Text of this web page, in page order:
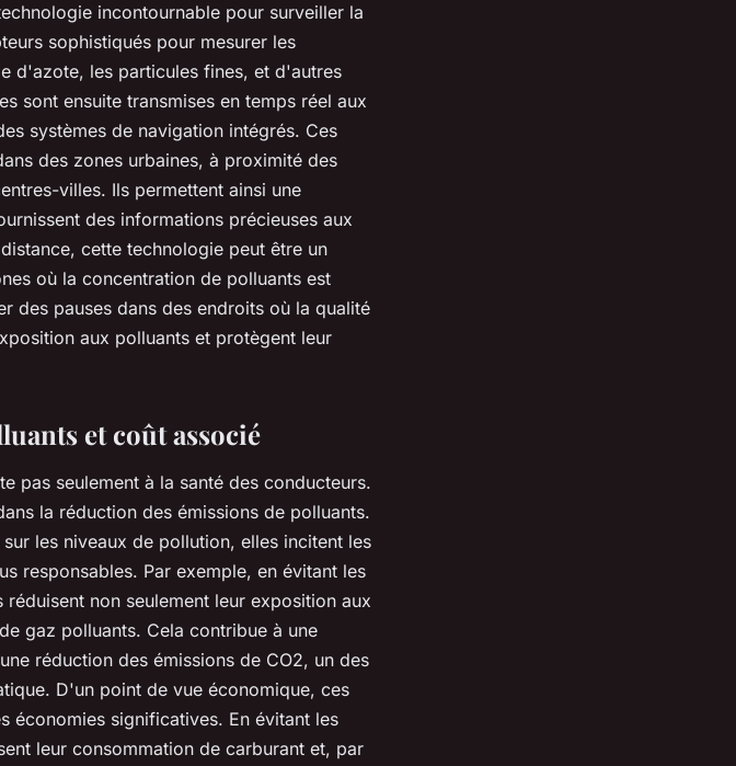
incontournable pour surveiller la
sophistiqués pour mesurer les
d'azote, les particules fines, et d'autres
sont ensuite transmises en temps réel aux
systèmes de navigation intégrés. Ces
des zones urbaines, à proximité des
villes. Ils permettent ainsi une
des informations précieuses aux
, cette technologie peut être un
où la concentration de polluants est
des pauses dans des endroits où la qualité
aux polluants et protègent leur
et coût associé
pas seulement à la santé des conducteurs.
la réduction des émissions de polluants.
les niveaux de pollution, elles incitent les
responsables. Par exemple, en évitant les
réduisent non seulement leur exposition aux
gaz polluants. Cela contribue à une
réduction des émissions de CO2, un des
D'un point de vue économique, ces
économies significatives. En évitant les
leur consommation de carburant et, par